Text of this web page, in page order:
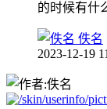
的时候有什
佚名
2023-12-19